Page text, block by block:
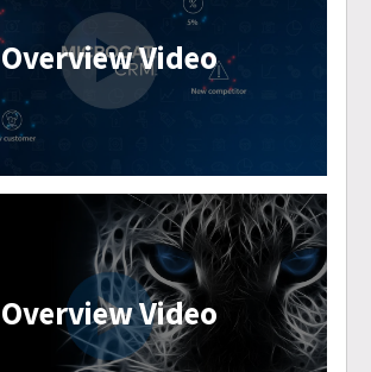
Overview Video
Overview Video